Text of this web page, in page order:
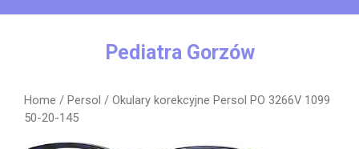
Pediatra Gorzów
Home / Persol / Okulary korekcyjne Persol PO 3266V 1099
50-20-145